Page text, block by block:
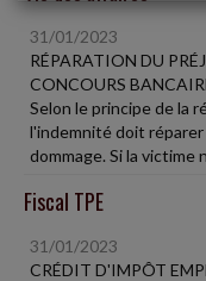
31/01/2023
RÉPARATION DU
CONCOURS
Selon le principe de la
l'indemnité doit
dommage. Si la victime
Fiscal TPE
31/01/2023
CRÉDIT D'IMPÔT